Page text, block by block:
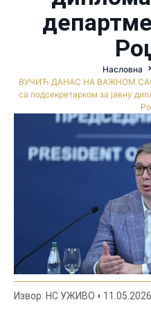
Насловна
ВУЧИЋ ДАНАС НА ВАЖНОМ
са подсекретарком за јавну
Извор: НС УЖИВО 11.05.2026.